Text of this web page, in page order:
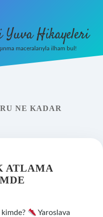
Yuva Hikayeleri
maceralarıyla ilham bul!
NE KADAR
ATLAMA
Yaroslava